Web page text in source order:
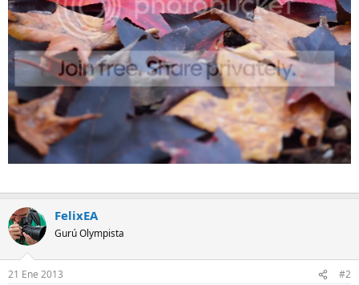
FelixEA
Gurú Olympista
21 Ene 2013 #2